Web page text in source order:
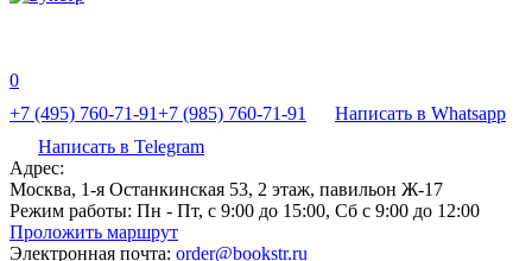
0
+7 (495) 760-71-91+7 (985) 760-71-91
Написать в Whatsapp
Написать в Telegram
Адрес:
Москва, 1-я Останкинская 53, 2 этаж, павильон Ж-17
Режим работы: Пн - Пт, с 9:00 до 15:00, Сб с 9:00 до 12:00
Проложить маршрут
Электронная почта: order@bookstr.ru